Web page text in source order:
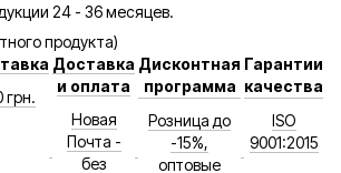
24 - 36 месяцев.
продукта)
грн.
Доставка
и оплата
Новая
Почта -
без
Дисконтная
программа
Розница до
-15%,
оптовые
Гарантии
качества
ISO
9001:2015